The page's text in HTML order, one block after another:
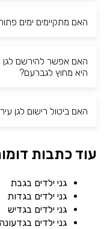
האם מתקיימים ימים
האם אפשר להירשם לגן
היא מחוץ לגברעם?
האם ביטול רישום לגן
עוד כתבות
גני ילדים בגבת
גני ילדים בגדות
גני ילדים בגדיש
גני ילדים בגדעונה